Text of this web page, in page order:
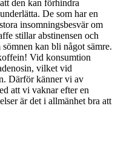
den kan förhindra
De som har en
insomningsbesvär om
stillar abstinensen och
sömnen kan bli något sämre.
Vid konsumtion
vilket vid
Därför känner vi av
att vi vaknar efter en
är det i allmänhet bra att